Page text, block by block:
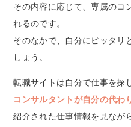
その内容に応じて、専属のコ
れるのです。
そのなかで、自分にピッタリ
しょう。
転職サイトは自分で仕事を探
コンサルタントが自分の代わ
紹介された仕事情報を見なが